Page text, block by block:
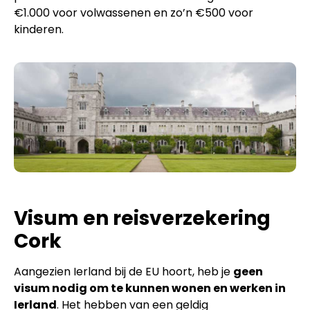
€1.000 voor volwassenen en zo’n €500 voor
kinderen.
Visum en reisverzekering
Cork
Aangezien Ierland bij de EU hoort, heb je geen
visum nodig om te kunnen wonen en werken in
Ierland. Het hebben van een geldig